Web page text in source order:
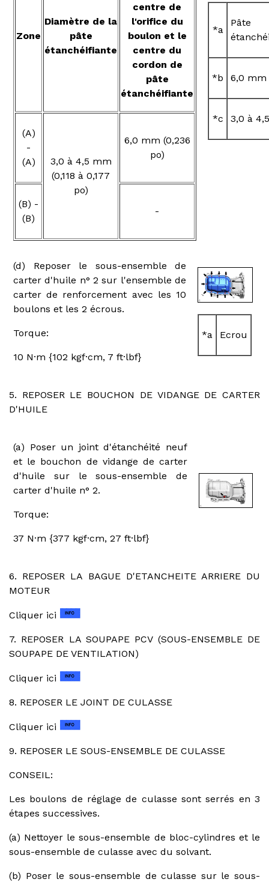
Zone
Diamètre de la
pâte
étanchéifiante
centre de
l'orifice du
boulon et le
centre du
cordon de
pâte
étanchéifiante
(A)
-
(A)
3,0 à 4,5 mm
(0,118 à 0,177
po)
6,0 mm (0,236
po)
(B) -
(B)
-
*a
Pâte
*b 6,0 mm
*c 3,0 à
(d) Reposer le sous-ensemble de
carter d'huile n° 2 sur l'ensemble de
carter de renforcement avec les 10
boulons et les 2 écrous.
Torque:
10 N·m {102 kgf·cm, 7 ft·lbf}
*a Ecrou
5. REPOSER LE BOUCHON DE VIDANGE DE CARTER
D'HUILE
(a) Poser un joint d'étanchéité neuf
et le bouchon de vidange de carter
d'huile sur le sous-ensemble de
carter d'huile n° 2.
Torque:
37 N·m {377 kgf·cm, 27 ft·lbf}
6. REPOSER LA BAGUE D'ETANCHEITE ARRIERE DU
MOTEUR
Cliquer ici
7. REPOSER LA SOUPAPE PCV (SOUS-ENSEMBLE DE
SOUPAPE DE VENTILATION)
Cliquer ici
8. REPOSER LE JOINT DE CULASSE
Cliquer ici
9. REPOSER LE SOUS-ENSEMBLE DE CULASSE
CONSEIL:
Les boulons de réglage de culasse sont serrés en 3
étapes successives.
(a) Nettoyer le sous-ensemble de bloc-cylindres et le
sous-ensemble de culasse avec du solvant.
(b) Poser le sous-ensemble de culasse sur le sous-